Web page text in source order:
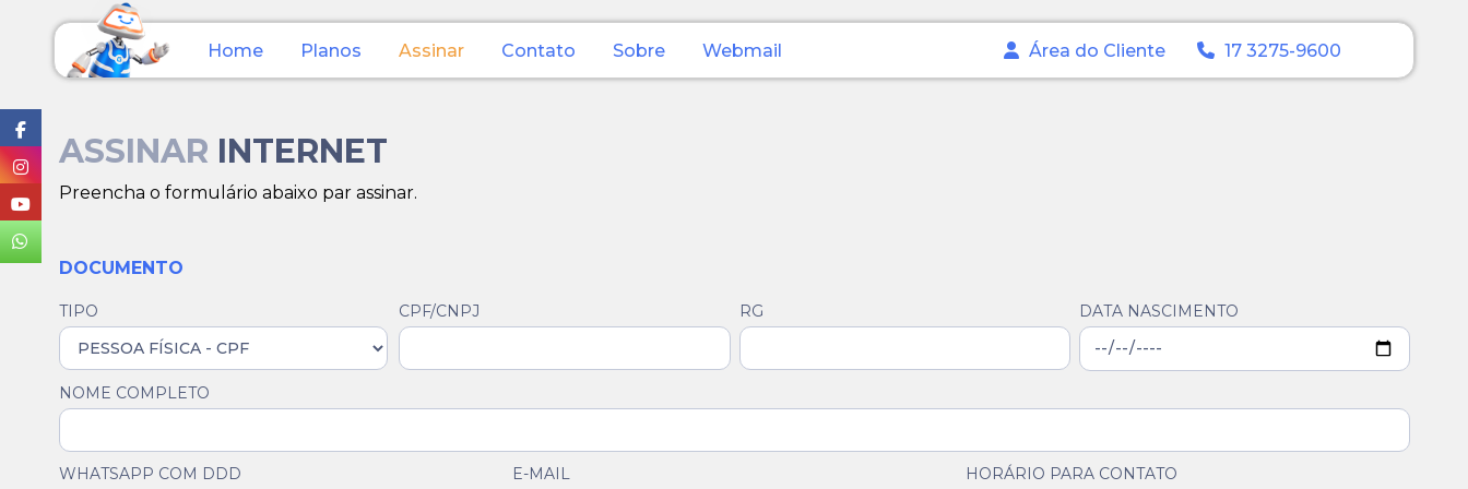
Home Planos Assinar Contato Sobre Webmail Área do Cliente 17 3275-9600
ASSINAR INTERNET
Preencha o formulário abaixo par assinar.
DOCUMENTO
TIPO CPF/CNPJ RG DATA NASCIMENTO
NOME COMPLETO
WHATSAPP COM DDD E-MAIL HORÁRIO PARA CONTATO